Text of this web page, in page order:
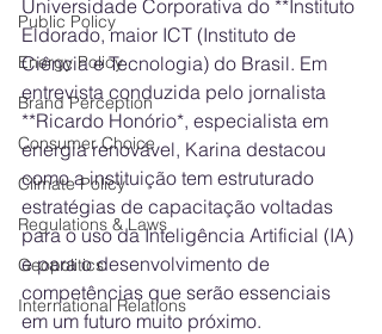
Public Policy
Energy Policy
Brand Perception
Consumer Choice
Climate Policy
Regulations & Laws
Geopolitics
International Relations
Universidade Corporativa do **Instituto
Eldorado, maior ICT (Instituto de
Ciência e Tecnologia) do Brasil. Em
entrevista conduzida pelo jornalista
**Ricardo Honório*, especialista em
energia renovável, Karina destacou
como a instituição tem estruturado
estratégias de capacitação voltadas
para o uso da Inteligência Artificial (IA)
e para o desenvolvimento de
competências que serão essenciais
em um futuro muito próximo.